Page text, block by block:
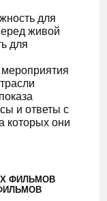
для
живой
для
и ответы с
которых они
ФИЛЬМОВ